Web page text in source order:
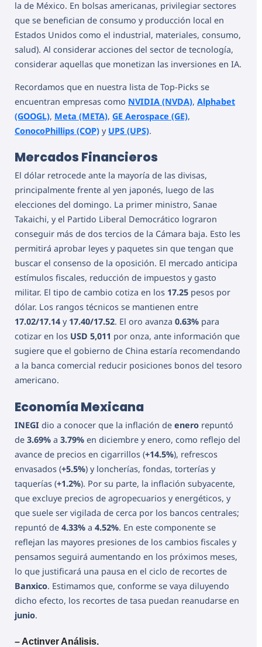
la de México. En bolsas americanas, privilegiar sectores
que se benefician de consumo y producción local en
Estados Unidos como el industrial, materiales, consumo,
salud). Al considerar acciones del sector de tecnología,
considerar aquellas que monetizan las inversiones en IA.
Recordamos que en nuestra lista de Top-Picks se
encuentran empresas como NVIDIA (NVDA), Alphabet
(GOOGL), Meta (META), GE Aerospace (GE),
ConocoPhillips (COP) y UPS (UPS).
Mercados Financieros
El dólar retrocede ante la mayoría de las divisas,
principalmente frente al yen japonés, luego de las
elecciones del domingo. La primer ministro, Sanae
Takaichi, y el Partido Liberal Democrático lograron
conseguir más de dos tercios de la Cámara baja. Esto les
permitirá aprobar leyes y paquetes sin que tengan que
buscar el consenso de la oposición. El mercado anticipa
estímulos fiscales, reducción de impuestos y gasto
militar. El tipo de cambio cotiza en los 17.25 pesos por
dólar. Los rangos técnicos se mantienen entre
17.02/17.14 y 17.40/17.52. El oro avanza 0.63% para
cotizar en los USD 5,011 por onza, ante información que
sugiere que el gobierno de China estaría recomendando
a la banca comercial reducir posiciones bonos del tesoro
americano.
Economía Mexicana
INEGI dio a conocer que la inflación de enero repuntó
de 3.69% a 3.79% en diciembre y enero, como reflejo del
avance de precios en cigarrillos (+14.5%), refrescos
envasados (+5.5%) y loncherías, fondas, torterías y
taquerías (+1.2%). Por su parte, la inflación subyacente,
que excluye precios de agropecuarios y energéticos, y
que suele ser vigilada de cerca por los bancos centrales;
repuntó de 4.33% a 4.52%. En este componente se
reflejan las mayores presiones de los cambios fiscales y
pensamos seguirá aumentando en los próximos meses,
lo que justificará una pausa en el ciclo de recortes de
Banxico. Estimamos que, conforme se vaya diluyendo
dicho efecto, los recortes de tasa puedan reanudarse en
junio.
– Actinver Análisis.